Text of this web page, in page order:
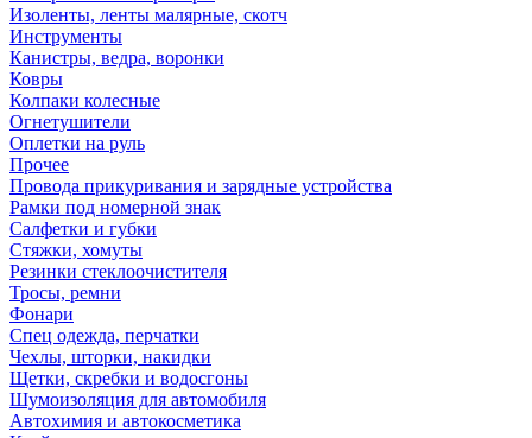
Изоленты, ленты малярные, скотч
Инструменты
Канистры, ведра, воронки
Ковры
Колпаки колесные
Огнетушители
Оплетки на руль
Прочее
Провода прикуривания и зарядные устройства
Рамки под номерной знак
Салфетки и губки
Стяжки, хомуты
Резинки стеклоочистителя
Тросы, ремни
Фонари
Спец одежда, перчатки
Чехлы, шторки, накидки
Щетки, скребки и водосгоны
Шумоизоляция для автомобиля
Автохимия и автокосметика